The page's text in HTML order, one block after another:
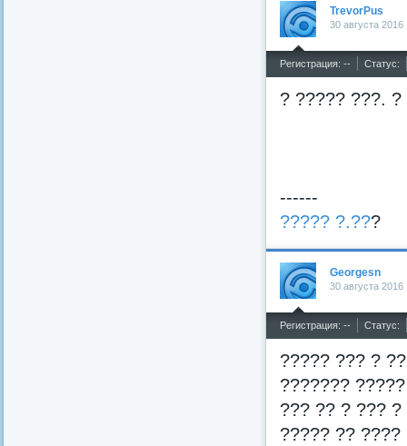
TrevorPus
30 августа 2016
Регистрация: -- Статус:
? ????? ???.
------
????? ?.???
Georgesn
30 августа 2016
Регистрация: -- Статус:
????? ??? ?
???????
??? ?? ? ???
????? ?? ????